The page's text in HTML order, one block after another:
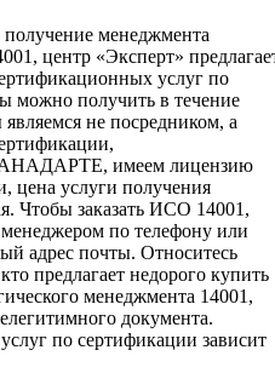
менеджмента
центр «Эксперт»
услуг по
можно получить в течение
не посредником, а
имеем лицензию
цена услуги получения
Чтобы заказать ИСО 14001,
по телефону или
адрес почты. Относитесь
предлагает недорого купить
менеджмента 14001,
документа.
по сертификации зависит